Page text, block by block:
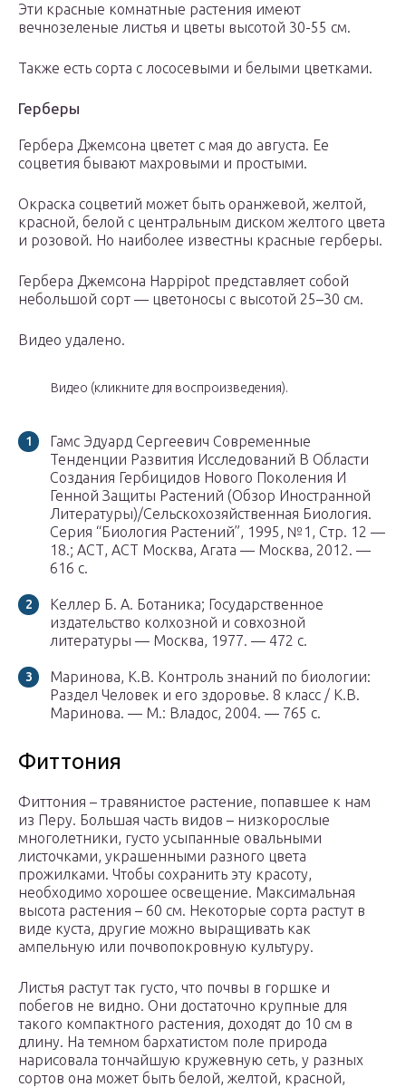
Эти красные комнатные растения имеют
вечнозеленые листья и цветы высотой 30-55 см.
Также есть сорта с лососевыми и белыми цветками.
Герберы
Гербера Джемсона цветет с мая до августа. Ее
соцветия бывают махровыми и простыми.
Окраска соцветий может быть оранжевой, желтой,
красной, белой с центральным диском желтого цвета
и розовой. Но наиболее известны красные герберы.
Гербера Джемсона Happipot представляет собой
небольшой сорт — цветоносы с высотой 25–30 см.
Видео удалено.
Видео (кликните для воспроизведения).
Гамс Эдуард Сергеевич Современные
Тенденции Развития Исследований В Области
Создания Гербицидов Нового Поколения И
Генной Защиты Растений (Обзор Иностранной
Литературы)/Сельскохозяйственная Биология.
Серия “Биология Растений”, 1995, №1, Стр. 12 —
18.; АСТ, АСТ Москва, Агата — Москва, 2012. —
616 c.
Келлер Б. А. Ботаника; Государственное
издательство колхозной и совхозной
литературы — Москва, 1977. — 472 c.
Маринова, К.В. Контроль знаний по биологии:
Раздел Человек и его здоровье. 8 класс / К.В.
Маринова. — М.: Владос, 2004. — 765 c.
Фиттония
Фиттония – травянистое растение, попавшее к нам
из Перу. Большая часть видов – низкорослые
многолетники, густо усыпанные овальными
листочками, украшенными разного цвета
прожилками. Чтобы сохранить эту красоту,
необходимо хорошее освещение. Максимальная
высота растения – 60 см. Некоторые сорта растут в
виде куста, другие можно выращивать как
ампельную или почвопокровную культуру.
Листья растут так густо, что почвы в горшке и
побегов не видно. Они достаточно крупные для
такого компактного растения, доходят до 10 см в
длину. На темном бархатистом поле природа
нарисовала тончайшую кружевную сеть, у разных
сортов она может быть белой, желтой, красной,